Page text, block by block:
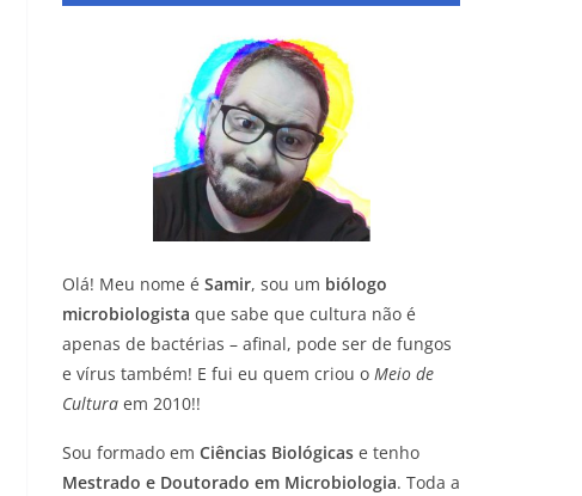
Olá! Meu nome é Samir, sou um biólogo
microbiologista que sabe que cultura não é
apenas de bactérias – afinal, pode ser de fungos
e vírus também! E fui eu quem criou o Meio de
Cultura em 2010!!
Sou formado em Ciências Biológicas e tenho
Mestrado e Doutorado em Microbiologia. Toda a